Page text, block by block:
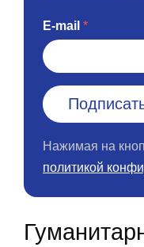
E-mail
Нажимая на
политикой